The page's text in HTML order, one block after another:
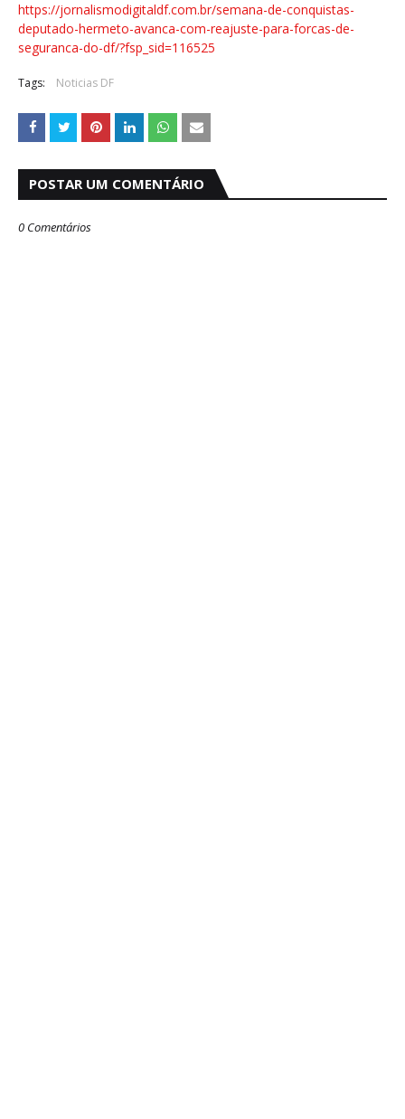
https://jornalismodigitaldf.com.br/semana-de-conquistas-
deputado-hermeto-avanca-com-reajuste-para-forcas-de-
seguranca-do-df/?fsp_sid=116525
Tags: Noticias DF
POSTAR UM COMENTÁRIO
0 Comentários